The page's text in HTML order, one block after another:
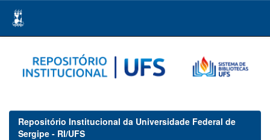
navigation
Repositório Institucional da Universidade Federal de
Sergipe - RI/UFS